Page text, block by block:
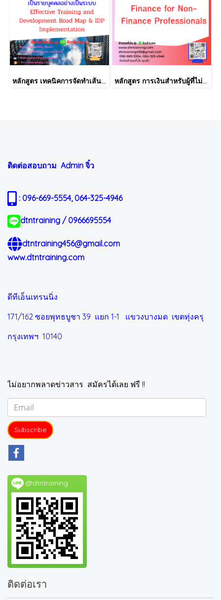
หลักสูตร เทคนิคการจัดทำเส้นทางการฝึกอบรม และการพัฒนาบุคลากร เป็นรายบุคคลอย่างเป็นระบบ Effective Training and Development Road Map & IDP Implementation หลักสูตร การเงินสำหรับผู้ที่ไม่ได้มีวิชาชีพด้านการเงิน (Finance for Non-Finance Professionals)
ติดต่อสอบถาม Admin จิ๋ว
: 096-669-5554, 064-325-4946
dtntraining / 0966695554
dtntraining456@gmail.com
www.dtntraining.com
ดีทีเอ็นเทรนนิ่ง
171/162 ซอยพุทธบูชา 39 แยก 1-1 แขวงบางมด เขตทุ่งครุ
กรุงเทพฯ 10140
ไม่อยากพลาดข่าวสาร สมัครได้เลย ฟรี !!
Subscribe
@dtntraining
ติดต่อเรา